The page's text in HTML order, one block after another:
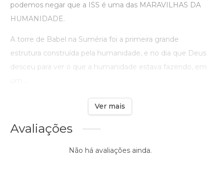
podemos negar que a ISS é uma das MARAVILHAS DA
HUMANIDADE.
A torre de Babel na Suméria foi a primeira grande
estrutura construída pela humanidade, e no dia que Deus
desceu para ver o que a humanidade estava fazendo, em
Ver mais
Avaliações
Não há avaliações ainda.